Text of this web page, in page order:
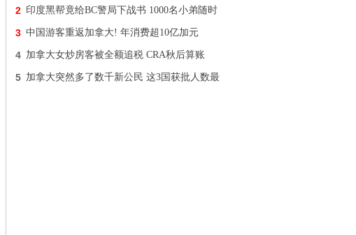
2 印度黑帮竟给BC警局下战书 1000名小弟随时
3 中国游客重返加拿大! 年消费超10亿加元
4 加拿大女炒房客被全额追税 CRA秋后算账
5 加拿大突然多了数千新公民 这3国获批人数最